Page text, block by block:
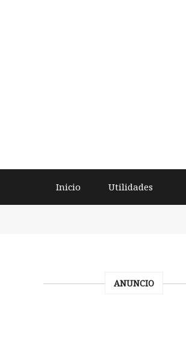
Inicio Utilidades
ANUNCIO